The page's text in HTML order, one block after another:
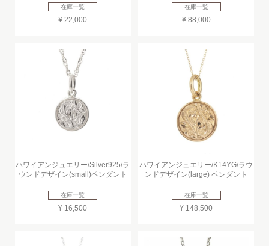
在庫一覧
¥ 22,000
在庫一覧
¥ 88,000
ハワイアンジュエリー/Silver925/ラ
ウンドデザイン(small)ペンダント
在庫一覧
¥ 16,500
ハワイアンジュエリー/K14YG/ラウ
ンドデザイン(large) ペンダント
在庫一覧
¥ 148,500